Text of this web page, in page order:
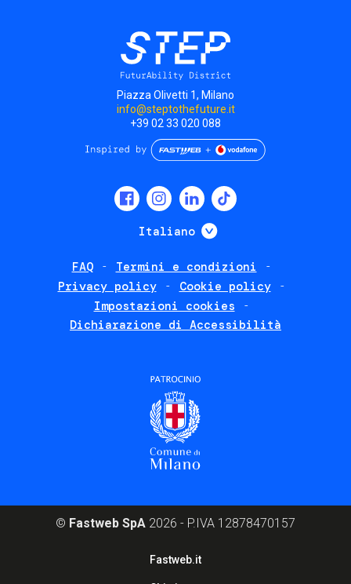
Piazza Olivetti 1, Milano
info@steptothefuture.it
+39 02 33 020 088
Italiano Mostra ulteriori
FAQ
Termini e condizioni
Privacy policy
Cookie policy
Impostazioni cookies
Dichiarazione di Accessibilità
© Fastweb SpA 2026 - P.IVA 12878470157
Fastweb.it